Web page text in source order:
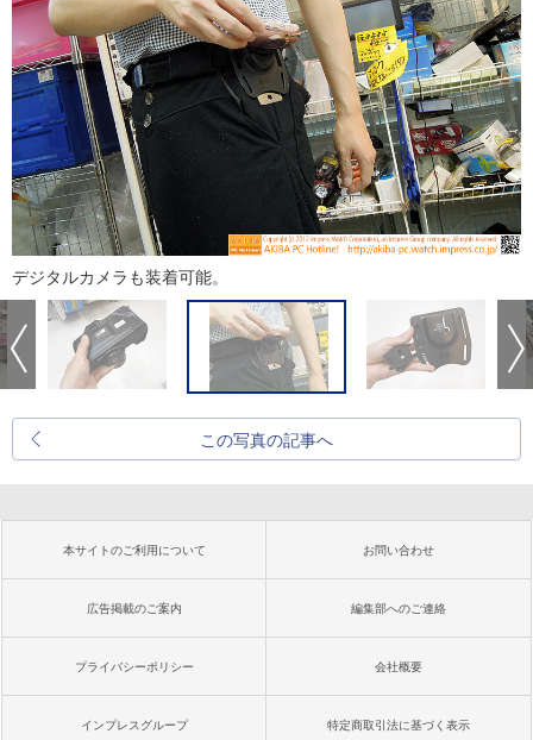
デジタルカメラも装着可能。
この写真の記事へ
本サイトのご利用について お問い合わせ
広告掲載のご案内 編集部へのご連絡
プライバシーポリシー 会社概要
インプレスグループ 特定商取引法に基づく表示